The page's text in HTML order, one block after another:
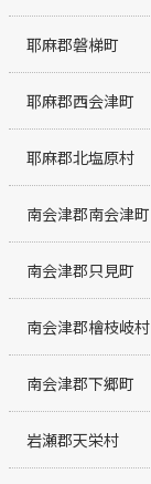
耶麻郡磐梯町
耶麻郡西会津町
耶麻郡北塩原村
南会津郡南会津町
南会津郡只見町
南会津郡檜枝岐村
南会津郡下郷町
岩瀬郡天栄村